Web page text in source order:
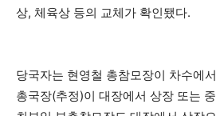
상, 체육상 등의 교체가 확인됐다.
당국자는 현영철 총참모장이 차수에
총국장(추정)이 대장에서 상장 또는